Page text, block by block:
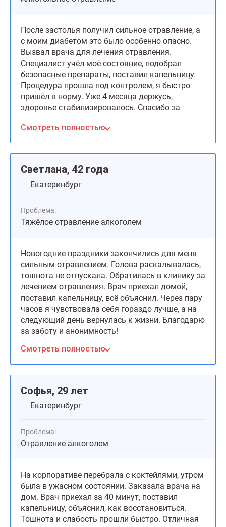
После застолья получил сильное отравление, а
с моим диабетом это было особенно опасно.
Вызвал врача для лечения отравления.
Специалист учёл моё состояние, подобрал
безопасные препараты, поставил капельницу.
Процедура прошла под контролем, я быстро
пришёл в норму. Уже 4 месяца держусь,
здоровье стабилизировалось. Спасибо за
Смотреть полностью
Светлана, 42 года
Екатеринбург
Проблема:
Тяжёлое отравление алкоголем
Новогодние праздники закончились для меня
сильным отравлением. Голова раскалывалась,
тошнота не отпускала. Обратилась в клинику за
лечением отравления. Врач приехал домой,
поставил капельницу, всё объяснил. Через пару
часов я чувствовала себя гораздо лучше, а на
следующий день вернулась к жизни. Благодарю
за заботу и анонимность!
Смотреть полностью
Софья, 29 лет
Екатеринбург
Проблема:
Отравление алкоголем
На корпоративе перебрала с коктейлями, утром
была в ужасном состоянии. Заказала врача на
дом. Врач приехал за 40 минут, поставил
капельницу, объяснил, как восстановиться.
Тошнота и слабость прошли быстро. Отличная